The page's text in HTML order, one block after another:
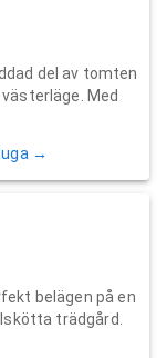
del av tomten
Med
→
belägen på en
trädgård.